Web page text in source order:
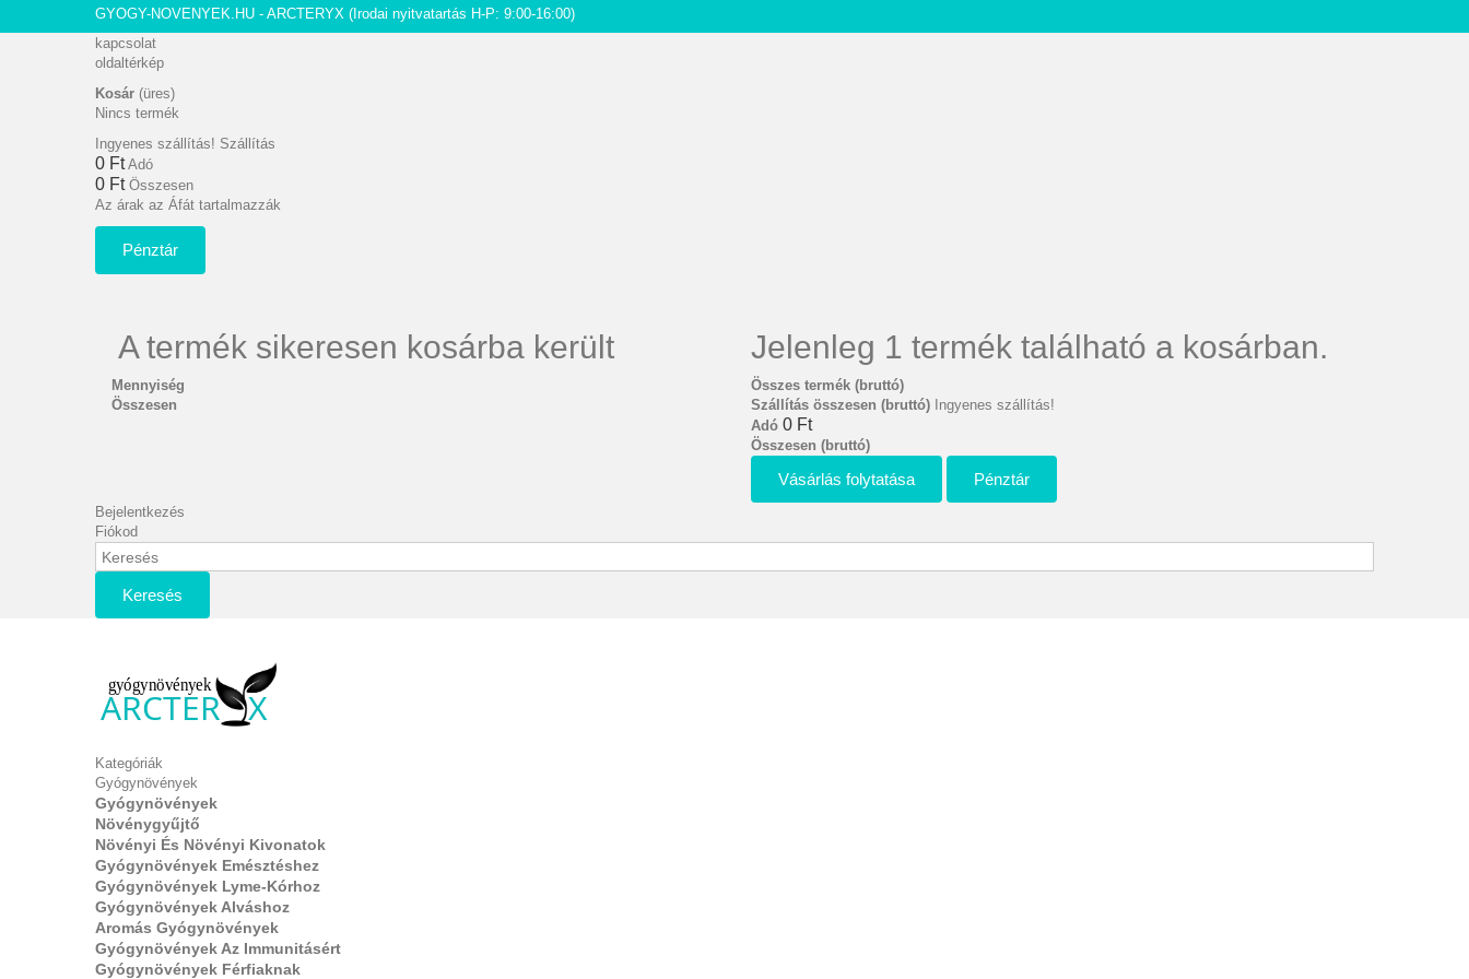
GYOGY-NOVENYEK.HU - ARCTERYX (Irodai nyitvatartás H-P: 9:00-16:00)
kapcsolat
oldaltérkép
Kosár (üres)
Nincs termék
Ingyenes szállítás! Szállítás
0 Ft‎ Adó
0 Ft‎ Összesen
Az árak az Áfát tartalmazzák
Pénztár
A termék sikeresen kosárba került
Mennyiség
Összesen
Jelenleg 1 termék található a kosárban.
Összes termék (bruttó)
Szállítás összesen (bruttó) Ingyenes szállítás!
Adó 0 Ft‎
Összesen (bruttó)
Vásárlás folytatása Pénztár
Bejelentkezés
Fiókod
Keresés
Kategóriák
Gyógynövények
Gyógynövények
Növénygyűjtő
Növényi És Növényi Kivonatok
Gyógynövények Emésztéshez
Gyógynövények Lyme-Kórhoz
Gyógynövények Alváshoz
Aromás Gyógynövények
Gyógynövények Az Immunitásért
Gyógynövények Férfiaknak